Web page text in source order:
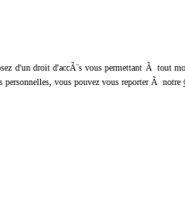
droit d'accÃ¨s vous permettant Ã tout
vous pouvez vous reporter Ã notre